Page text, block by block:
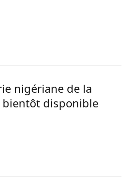
nigériane de la
disponible